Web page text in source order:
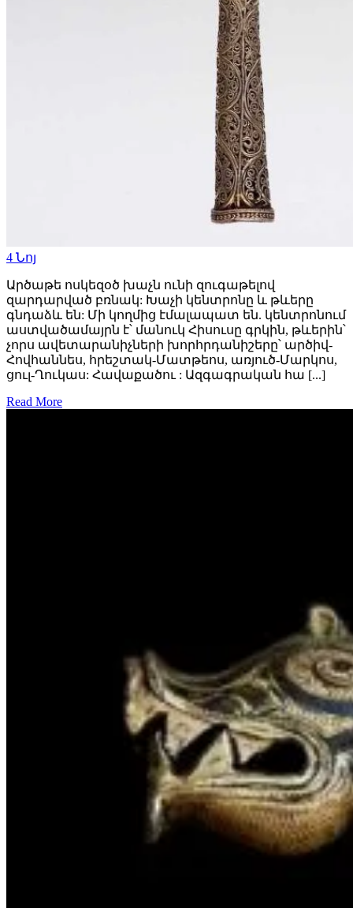
4 Նոյ
Արծաթե ոսկեզօծ խաչն ունի զուգաթելով
զարդարված բռնակ: Խաչի կենտրոնը և թևերը
գնդաձև են: Մի կողմից էմալապատ են. կենտրոնում
աստվածամայրն է՝ մանուկ Հիսուսը գրկին, թևերին՝
չորս ավետարանիչների խորհրդանիշերը՝ արծիվ-
Հովհաննես, հրեշտակ-Մատթեոս, առյուծ-Մարկոս,
ցուլ-Ղուկաս: Հավաքածու : Ազգագրական հա [...]
Read More